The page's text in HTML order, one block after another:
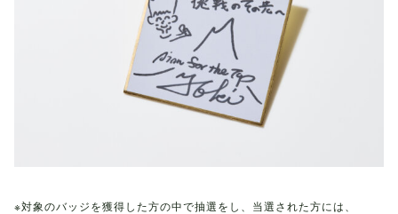
※対象のバッジを獲得した方の中で抽選をし、当選された方には、